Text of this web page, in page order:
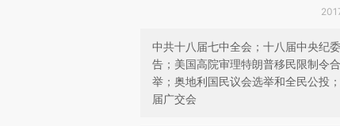
中共十八届七中全会；十八届中央纪
告；美国高院审理特朗普移民限制令
举；奥地利国民议会选举和全民公投
届广交会